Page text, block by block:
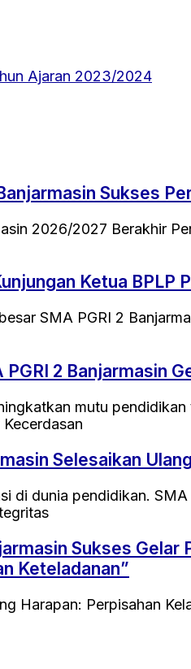
Ajaran 2023/2024
Sukses
2026/2027 Berakhir
Ketua BPLP
SMA PGRI 2
2 Banjarmasin
mutu
Selesaikan
di dunia pendidikan.
Sukses
Keteladanan”
Harapan: Perpisahan